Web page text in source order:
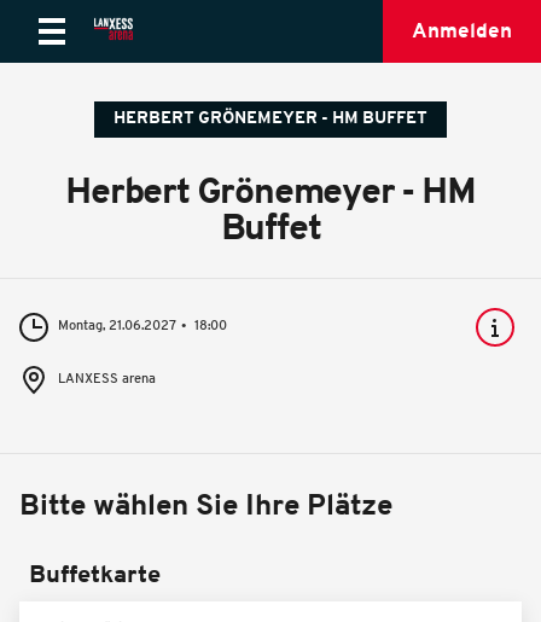
Anmelden
HERBERT GRÖNEMEYER - HM BUFFET
Herbert Grönemeyer - HM
Buffet
Montag, 21.06.2027 18:00
LANXESS arena
Bitte wählen Sie Ihre Plätze
Buffetkarte